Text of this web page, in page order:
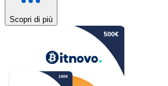
Scopri di più